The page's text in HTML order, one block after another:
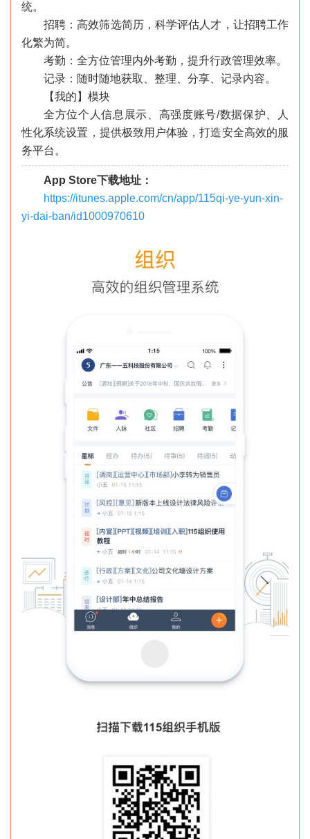
统。
招聘：高效筛选简历，科学评估人才，让招聘工作
化繁为简。
考勤：全方位管理内外考勤，提升行政管理效率。
记录：随时随地获取、整理、分享、记录内容。
【我的】模块
全方位个人信息展示、高强度账号/数据保护、人
性化系统设置，提供极致用户体验，打造安全高效的服
务平台。
App Store下载地址：
https://itunes.apple.com/cn/app/115qi-ye-yun-xin-
yi-dai-ban/id1000970610